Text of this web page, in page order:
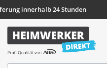
innerhalb 24 Stunden